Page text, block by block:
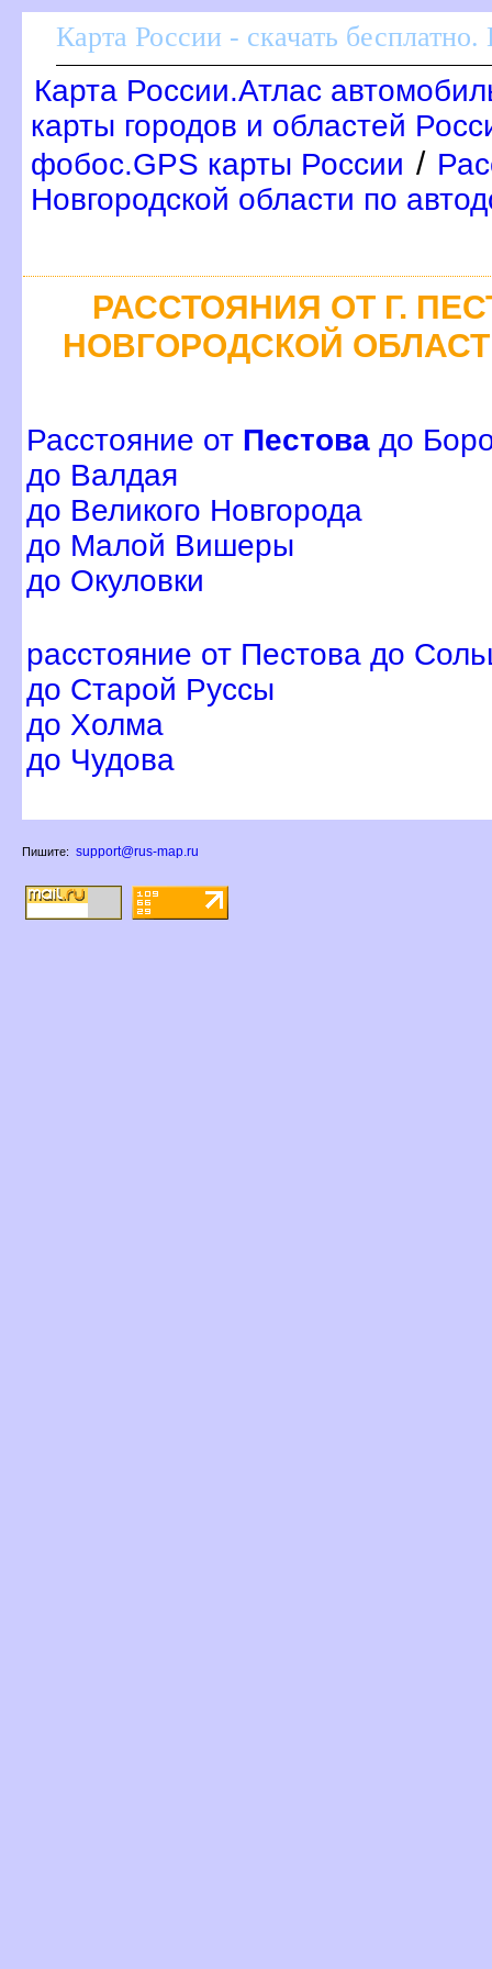
Карта России - скачать
Карта России.Атлас
карты городов и областей
фобос.GPS карты России /
Новгородской области по
РАССТОЯНИЯ ОТ Г.
НОВГОРОДСКОЙ
Расстояние от Пестова до
до Валдая
до Великого Новгорода
до Малой Вишеры
до Окуловки
расстояние от Пестова до
до Старой Руссы
до Холма
до Чудова
Пишите: support@rus-map.ru